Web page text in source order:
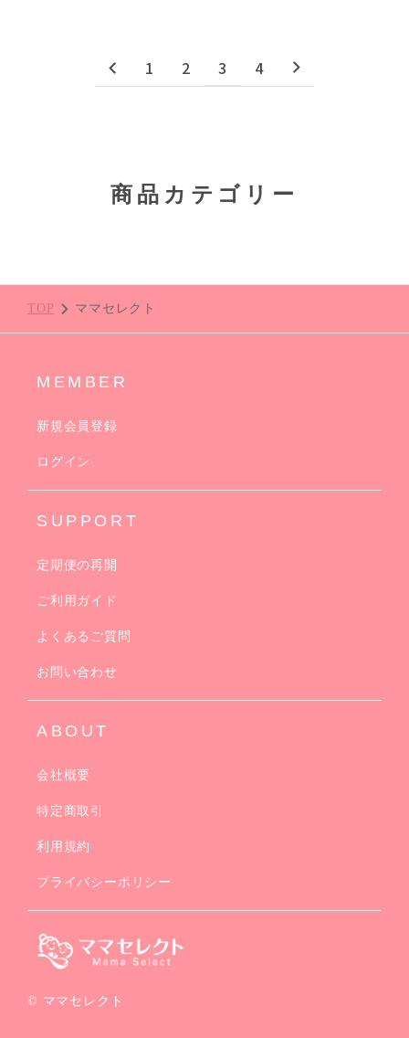
1 2 3 4
商品カテゴリー
TOP ママセレクト
© ママセレクト
MEMBER
新規会員登録
ログイン
SUPPORT
定期便の再開
ご利用ガイド
よくあるご質問
お問い合わせ
ABOUT
会社概要
特定商取引
利用規約
プライバシーポリシー